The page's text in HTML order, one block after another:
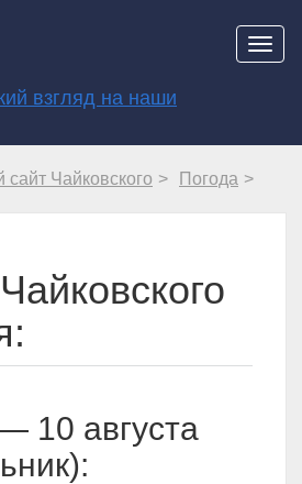
сайт Чайковского Погода
10 августа